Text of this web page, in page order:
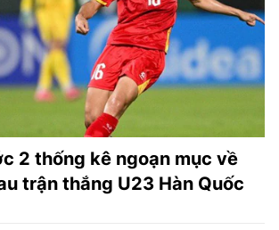
2 thống kê ngoạn mục về
trận thắng U23 Hàn Quốc